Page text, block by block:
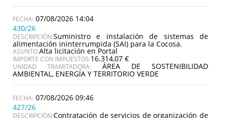
07/08/2026 14:04
430/26
DESCRIPCIÓN:Suministro e instalación de sistemas de
alimentación ininterrumpida (SAI) para la Cocosa.
ASUNTO:Alta licitación en Portal
IMPORTE CON IMPUESTOS:16.314,07 €
UNIDAD TRAMITADORA: ÁREA DE SOSTENIBILIDAD
AMBIENTAL, ENERGÍA Y TERRITORIO VERDE
07/08/2026 09:46
427/26
DESCRIPCIÓN:Contratación de servicios de organización de